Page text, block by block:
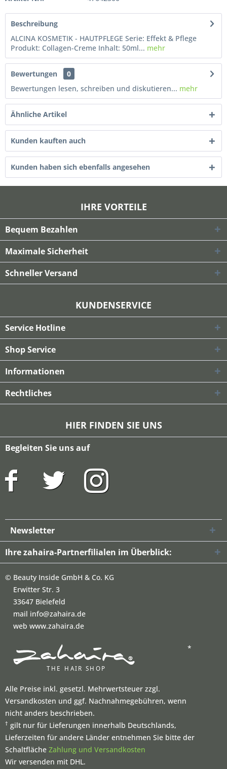
Beschreibung
ALCINA KOSMETIK - HAUTPFLEGE Serie: Effekt & Pflege
Produkt: Collagen-Creme Inhalt: 50ml... mehr
Bewertungen
0
Bewertungen lesen, schreiben und diskutieren... mehr
Ähnliche Artikel
Kunden kauften auch
Kunden haben sich ebenfalls angesehen
IHRE VORTEILE
Bequem Bezahlen
Maximale Sicherheit
Schneller Versand
KUNDENSERVICE
Service Hotline
Shop Service
Informationen
Rechtliches
HIER FINDEN SIE UNS
Begleiten Sie uns auf
Newsletter
Ihre zahaira-Partnerfilialen im Überblick:
© Beauty Inside GmbH & Co. KG
Erwitter Str. 3
33647 Bielefeld
mail info@zahaira.de
web www.zahaira.de
*
Alle Preise inkl. gesetzl. Mehrwertsteuer zzgl.
Versandkosten und ggf. Nachnahmegebühren, wenn
nicht anders beschrieben.
† gilt nur für Lieferungen innerhalb Deutschlands,
Lieferzeiten für andere Länder entnehmen Sie bitte der
Schaltfläche Zahlung und Versandkosten
Wir versenden mit DHL.